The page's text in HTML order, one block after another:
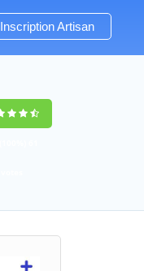
Inscription Artisan